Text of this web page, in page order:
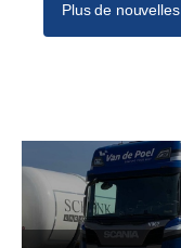
Plus de nouvelles